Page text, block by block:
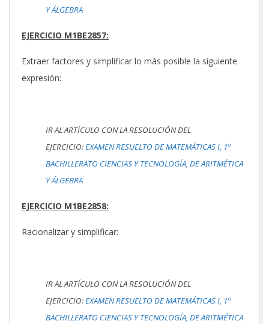
Y ÁLGEBRA
EJERCICIO M1BE2857:
Extraer factores y simplificar lo más posible la siguiente
expresión:
IR AL ARTÍCULO CON LA RESOLUCIÓN DEL
EJERCICIO:EXAMEN RESUELTO DE MATEMÁTICAS I, 1º
BACHILLERATO CIENCIAS Y TECNOLOGÍA, DE ARITMÉTICA
Y ÁLGEBRA
EJERCICIO M1BE2858:
Racionalizar y simplificar:
IR AL ARTÍCULO CON LA RESOLUCIÓN DEL
EJERCICIO:EXAMEN RESUELTO DE MATEMÁTICAS I, 1º
BACHILLERATO CIENCIAS Y TECNOLOGÍA, DE ARITMÉTICA